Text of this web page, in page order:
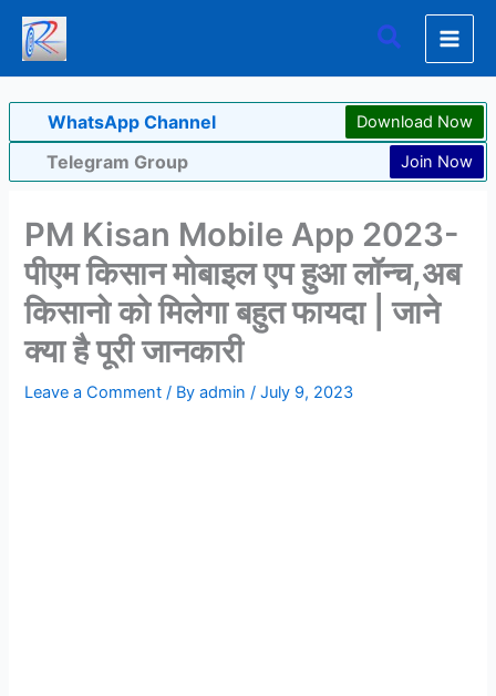
Skip
content
Search
WhatsApp Channel Download Now
Telegram Group Join Now
PM Kisan Mobile App 2023-
पीएम किसान मोबाइल एप हुआ लॉन्च,अब
किसानो को मिलेगा बहुत फायदा | जाने
क्या है पूरी जानकारी
Leave a Comment / Byadmin/July 9, 2023